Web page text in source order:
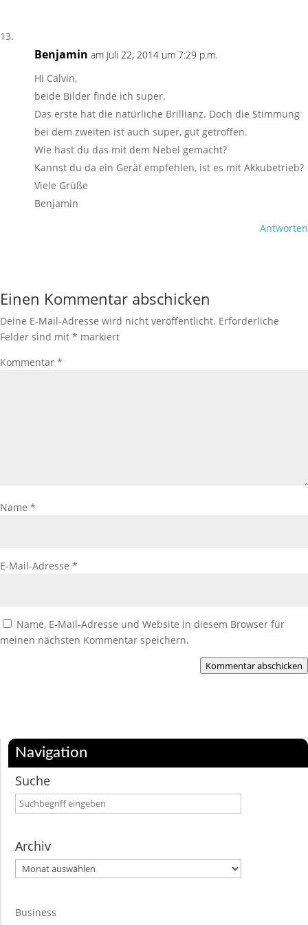
Benjamin am Juli 22, 2014 um 7:29 p.m.
Hi Calvin,
beide Bilder finde ich super.
Das erste hat die natürliche Brillianz. Doch die Stimmung
bei dem zweiten ist auch super, gut getroffen.
Wie hast du das mit dem Nebel gemacht?
Kannst du da ein Gerät empfehlen, ist es mit Akkubetrieb?
Viele Grüße
Benjamin
Antworten
Einen Kommentar abschicken
Deine E-Mail-Adresse wird nicht veröffentlicht. Erforderliche
Felder sind mit * markiert
Kommentar *
Name *
E-Mail-Adresse *
Name, E-Mail-Adresse und Website in diesem Browser für
meinen nächsten Kommentar speichern.
Kommentar abschicken
Navigation
Suche
Archiv
Archiv
Business